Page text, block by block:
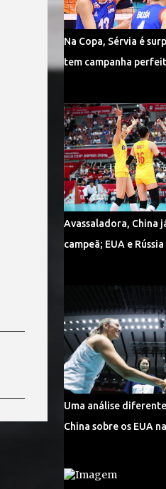
Na Copa, Sérvia é
tem campanha
Avassaladora, China
campeã; EUA e
Uma análise
China sobre os EUA